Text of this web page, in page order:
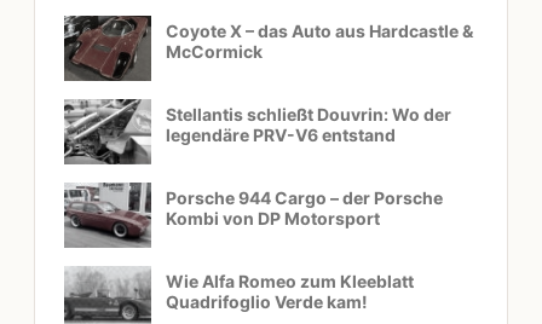
Coyote X – das Auto aus Hardcastle &
McCormick
Stellantis schließt Douvrin: Wo der
legendäre PRV-V6 entstand
Porsche 944 Cargo – der Porsche
Kombi von DP Motorsport
Wie Alfa Romeo zum Kleeblatt
Quadrifoglio Verde kam!